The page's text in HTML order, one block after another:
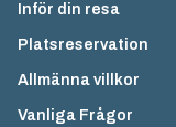
Inför din resa
Platsreservation
Allmänna villkor
Vanliga Frågor